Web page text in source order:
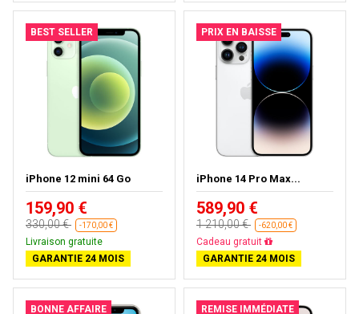
BEST SELLER
iPhone 12 mini 64 Go
159,90 €
330,00 € -170,00 €
Livraison gratuite
GARANTIE 24 MOIS
PRIX EN BAISSE
iPhone 14 Pro Max...
589,90 €
1 210,00 € -620,00 €
Livraison gratuite
GARANTIE 24 MOIS
BONNE AFFAIRE REMISE IMMÉDIATE